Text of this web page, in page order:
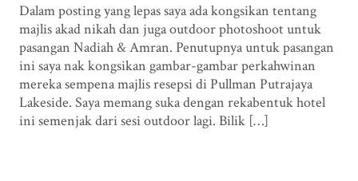
Dalam posting yang lepas saya ada kongsikan tentang
majlis akad nikah dan juga outdoor photoshoot untuk
pasangan Nadiah & Amran. Penutupnya untuk pasangan
ini saya nak kongsikan gambar-gambar perkahwinan
mereka sempena majlis resepsi di Pullman Putrajaya
Lakeside. Saya memang suka dengan rekabentuk hotel
ini semenjak dari sesi outdoor lagi. Bilik […]